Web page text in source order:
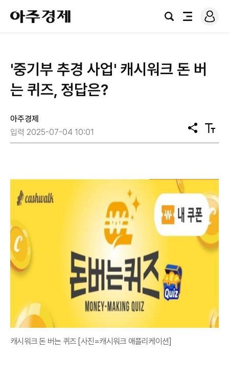
아
주
경
검
전
로
그
'중기부 추경 사업' 캐시워크 돈 버
는 퀴즈, 정답은?
아주경제
입력 2025-07-04 10:01
공
유
텍
스
캐시워크 돈 버는 퀴즈 [사진=캐시워크 애플리케이션]